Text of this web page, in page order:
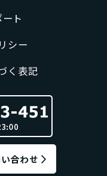
ト
シー
く表記